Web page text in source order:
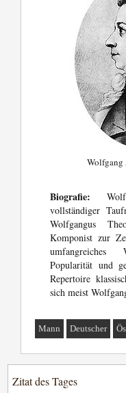
Wolfgang
Biografie:
vollständiger
Wolfgangus
Komponist zur
Popularität und
Repertoire
sich meist
Mann Deutscher
Zitat des Tages